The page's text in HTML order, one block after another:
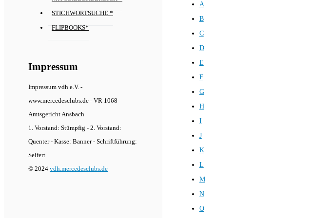
STICHWORTSUCHE *
FLIPBOOKS*
Impressum
Impressum vdh e.V. -
www.mercedesclubs.de - VR 1068
Amtsgericht Ansbach
1. Vorstand: Stümpfig - 2. Vorstand:
Quenter - Kasse: Banner - Schriftführung:
Seifert
© 2024 vdh.mercedesclubs.de
A
B
C
D
E
F
G
H
I
J
K
L
M
N
O